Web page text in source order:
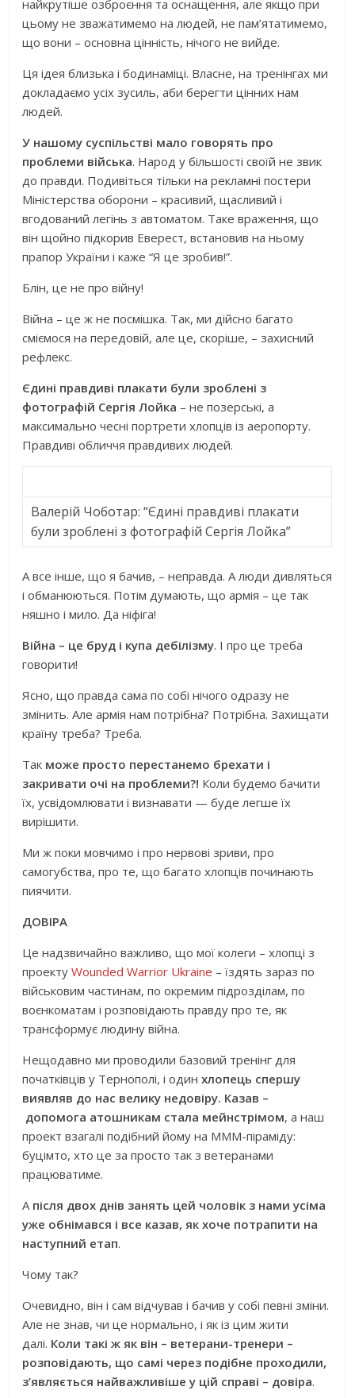
найкрутіше озброєння та оснащення, але якщо при
цьому не зважатимемо на людей, не пам’ятатимемо,
що вони – основна цінність, нічого не вийде.
Ця ідея близька і бодинаміці. Власне, на тренінгах ми
докладаємо усіх зусиль, аби берегти цінних нам
людей.
У нашому суспільстві мало говорять про
проблеми війська. Народ у більшості своїй не звик
до правди. Подивіться тільки на рекламні постери
Міністерства оборони – красивий, щасливий і
вгодований легінь з автоматом. Таке враження, що
він щойно підкорив Еверест, встановив на ньому
прапор України і каже “Я це зробив!”.
Блін, це не про війну!
Війна – це ж не посмішка. Так, ми дійсно багато
сміємося на передовій, але це, скоріше, – захисний
рефлекс.
Єдині правдиві плакати були зроблені з
фотографій Сергія Лойка – не позерські, а
максимально чесні портрети хлопців із аеропорту.
Правдиві обличчя правдивих людей.
Валерій Чоботар: “Єдині правдиві плакати
були зроблені з фотографій Сергія Лойка”
А все інше, що я бачив, – неправда. А люди дивляться
і обманюються. Потім думають, що армія – це так
няшно і мило. Да ніфіга!
Війна – це бруд і купа дебілізму. І про це треба
говорити!
Ясно, що правда сама по собі нічого одразу не
змінить. Але армія нам потрібна? Потрібна. Захищати
країну треба? Треба.
Так може просто перестанемо брехати і
закривати очі на проблеми?! Коли будемо бачити
їх, усвідомлювати і визнавати — буде легше їх
вирішити.
Ми ж поки мовчимо і про нервові зриви, про
самогубства, про те, що багато хлопців починають
пиячити.
ДОВІРА
Це надзвичайно важливо, що мої колеги – хлопці з
проектуWounded Warrior Ukraine – їздять зараз по
військовим частинам, по окремим підрозділам, по
воєнкоматам і розповідають правду про те, як
трансформує людину війна.
Нещодавно ми проводили базовий тренінг для
початківців у Тернополі, і одинхлопець спершу
виявляв до нас велику недовіру. Казав –
допомога атошникам стала мейнстрімом, а наш
проект взагалі подібний йому на МММ-піраміду:
буцімто, хто це за просто так з ветеранами
працюватиме.
А після двох днів занять цей чоловік з нами усіма
уже обнімався і все казав, як хоче потрапити на
наступний етап.
Чому так?
Очевидно, він і сам відчував і бачив у собі певні зміни.
Але не знав, чи це нормально, і як із цим жити
далі. Коли такі ж як він – ветерани-тренери –
розповідають, що самі через подібне проходили,
з’являється найважливіше у цій справі – довіра.